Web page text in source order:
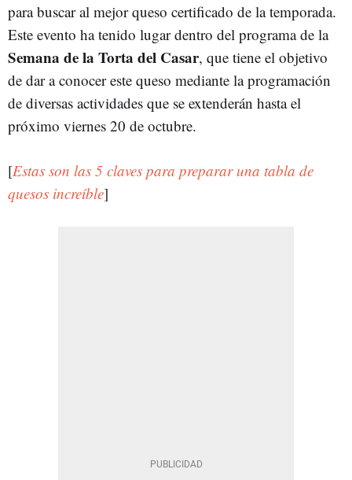
para buscar al mejor queso certificado de la temporada.
Este evento ha tenido lugar dentro del programa de la
Semana de la Torta del Casar, que tiene el objetivo
de dar a conocer este queso mediante la programación
de diversas actividades que se extenderán hasta el
próximo viernes 20 de octubre.
[Estas son las 5 claves para preparar una tabla de
quesos increíble]